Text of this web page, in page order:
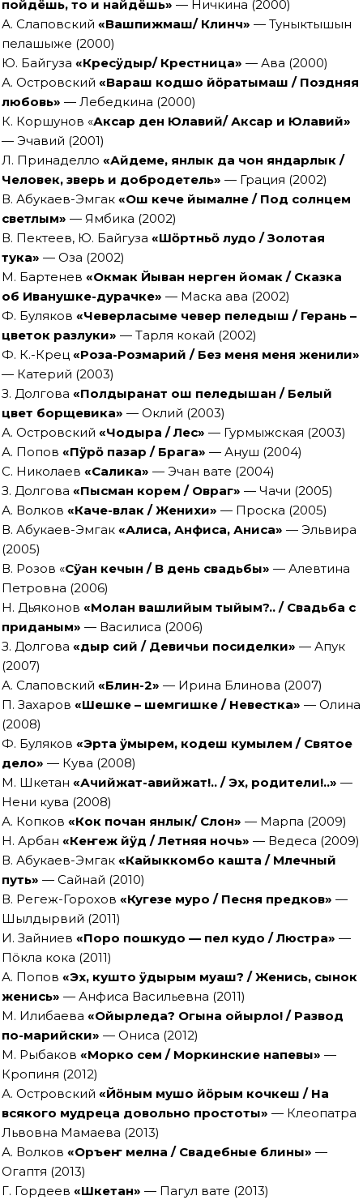
пойдёшь, то и найдёшь» — Ничкина (2000)
А. Слаповский «Вашпижмаш/ Клинч» — Туныктышын
пелашыже (2000)
Ю. Байгуза «Кресӱдыр/ Крестница» — Ава (2000)
А. Островский «Вараш кодшо йӧратымаш / Поздняя
любовь» — Лебедкина (2000)
К. Коршунов «Аксар ден Юлавий/ Аксар и Юлавий»
— Эчавий (2001)
Л. Принаделло «Айдеме, янлык да чон яндарлык /
Человек, зверь и добродетель» — Грация (2002)
В. Абукаев-Эмгак «Ош кече йымалне / Под солнцем
светлым» — Ямбика (2002)
В. Пектеев, Ю. Байгуза «Шӧртньӧ лудо / Золотая
тука» — Оза (2002)
М. Бартенев «Окмак Йыван нерген йомак / Сказка
об Иванушке-дурачке» — Маска ава (2002)
Ф. Буляков «Чеверласыме чевер пеледыш / Герань –
цветок разлуки» — Тарля кокай (2002)
Ф. К.-Крец «Роза-Розмарий / Без меня меня женили»
— Катерий (2003)
З. Долгова «Полдыранат ош пеледышан / Белый
цвет борщевика» — Оклий (2003)
А. Островский «Чодыра / Лес» — Гурмыжская (2003)
А. Попов «Пӱрӧ пазар / Брага» — Ануш (2004)
С. Николаев «Салика» — Эчан вате (2004)
З. Долгова «Пысман корем / Овраг» — Чачи (2005)
А. Волков «Каче-влак / Женихи» — Проска (2005)
В. Абукаев-Эмгак «Алиса, Анфиса, Аниса» — Эльвира
(2005)
В. Розов «Сÿан кечын / В день свадьбы» — Алевтина
Петровна (2006)
Н. Дьяконов «Молан вашлийым тыйым?.. / Свадьба с
приданым» — Василиса (2006)
З. Долгова «Ӱдыр сий / Девичьи посиделки» — Апук
(2007)
А. Слаповский «Блин-2» — Ирина Блинова (2007)
П. Захаров «Шешке – шемгишке / Невестка» — Олина
(2008)
Ф. Буляков «Эрта ӱмырем, кодеш кумылем / Святое
дело» — Кува (2008)
М. Шкетан «Ачийжат-авийжат!.. / Эх, родители!..» —
Нени кува (2008)
А. Копков «Кок почан янлык/ Слон» — Марпа (2009)
Н. Арбан «Кеҥеж йӱд / Летняя ночь» — Ведеса (2009)
В. Абукаев-Эмгак «Кайыккомбо кашта / Млечный
путь» — Сайнай (2010)
В. Регеж-Горохов «Кугезе муро / Песня предков» —
Шылдырвий (2011)
И. Зайниев «Поро пошкудо — пел кудо / Люстра» —
Пӧкла кока (2011)
А. Попов «Эх, кушто ӱдырым муаш? / Женись, сынок
женись» — Анфиса Васильевна (2011)
М. Илибаева «Ойырледа? Огына ойырло! / Развод
по-марийски» — Ониса (2012)
М. Рыбаков «Морко сем / Моркинские напевы» —
Кропиня (2012)
А. Островский «Йӧным мушо йӧрым кочкеш / На
всякого мудреца довольно простоты» — Клеопатра
Львовна Мамаева (2013)
А. Волков «Оръеҥ мелна / Свадебные блины» —
Огаптя (2013)
Г. Гордеев «Шкетан» — Пагул вате (2013)